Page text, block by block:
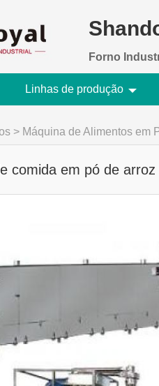
Forno
Linhas de produção
> Máquina de Alimentos em
comida em pó de